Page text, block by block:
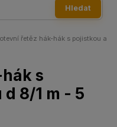
Hledat
řetěz hák-hák s pojistkou a
s
8/1 m - 5